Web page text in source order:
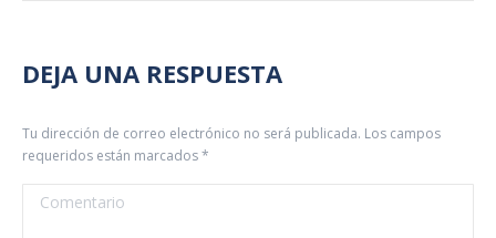
DEJA UNA RESPUESTA
Tu dirección de correo electrónico no será publicada. Los campos
requeridos están marcados*
Comentario